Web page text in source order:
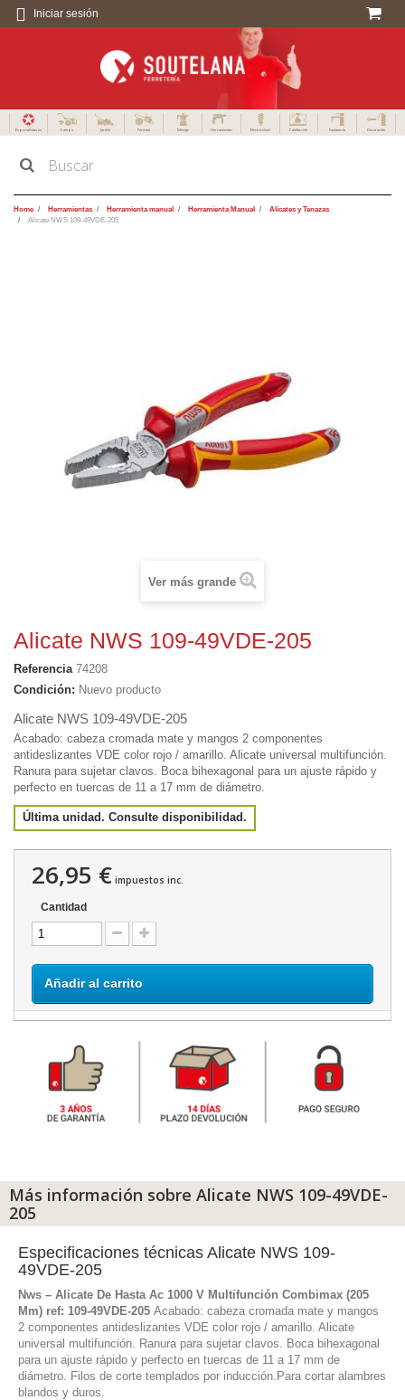
Iniciar sesión
Especialistas en Campo Jardín Forestal Menaje Herramientas Electricidad Calefacción Fontanería Decoración
Home Herramientas Herramienta manual Herramienta Manual
Alicates y Tenazas
Alicate NWS 109-49VDE-205
Ver más grande
Alicate NWS 109-49VDE-205
Referencia 74208
Condición: Nuevo producto
Alicate NWS 109-49VDE-205
Acabado: cabeza cromada mate y mangos 2 componentes
antideslizantes VDE color rojo / amarillo. Alicate universal multifunción.
Ranura para sujetar clavos. Boca bihexagonal para un ajuste rápido y
perfecto en tuercas de 11 a 17 mm de diámetro.
Última unidad. Consulte disponibilidad.
26,95 € impuestos inc.
Cantidad
Añadir al carrito
Más información sobre Alicate NWS 109-49VDE-
205
Especificaciones técnicas Alicate NWS 109-
49VDE-205
Nws – Alicate De Hasta Ac 1000 V Multifunción Combimax (205
Mm) ref: 109-49VDE-205 Acabado: cabeza cromada mate y mangos
2 componentes antideslizantes VDE color rojo / amarillo. Alicate
universal multifunción. Ranura para sujetar clavos. Boca bihexagonal
para un ajuste rápido y perfecto en tuercas de 11 a 17 mm de
diámetro. Filos de corte templados por inducción.Para cortar alambres
blandos y duros.